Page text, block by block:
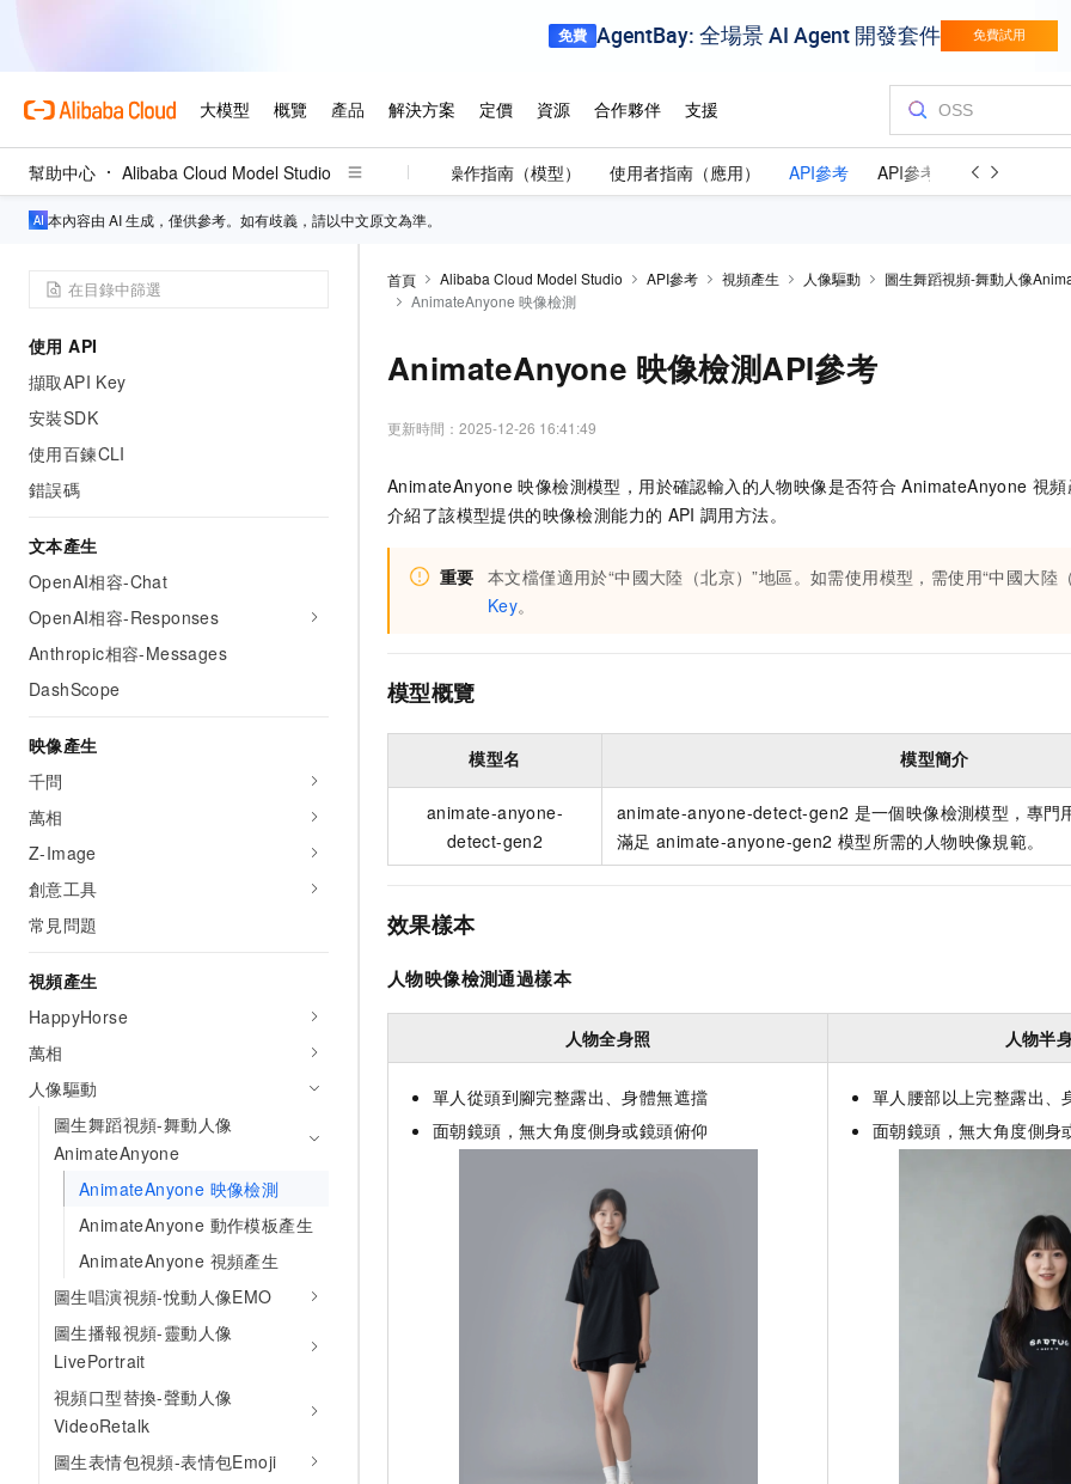
幫助中心 Alibaba Cloud Model Studio 操作指南（模型） 使用者指南（應用） API參考 API參考（應用）
本內容由 AI 生成，僅供參考。如有歧義，請以中文原文為準。
使用 API
擷取API Key
安裝SDK
使用百鍊CLI
錯誤碼
文本產生
OpenAI相容-Chat
OpenAI相容-Responses
Anthropic相容-Messages
DashScope
映像產生
千問
萬相
Z-Image
創意工具
常見問題
視頻產生
HappyHorse
萬相
人像驅動
圖生舞蹈視頻-舞動人像
AnimateAnyone
AnimateAnyone 映像檢測
AnimateAnyone 動作模板產生
AnimateAnyone 視頻產生
圖生唱演視頻-悅動人像EMO
圖生播報視頻-靈動人像
LivePortrait
視頻口型替換-聲動人像
VideoRetalk
圖生表情包視頻-表情包Emoji
首頁 Alibaba Cloud Model Studio API參考 視頻產生 人像驅動
圖生舞蹈視頻-舞動人像
AnimateAnyone 映像檢測
AnimateAnyone 映像檢測API參考
更新時間： 2025-12-26 16:41:49
AnimateAnyone 映像檢測模型，用於確認輸入的人物映像是否符合 AnimateAnyone 視
介紹了該模型提供的映像檢測能力的 API 調用方法。
重要 本文檔僅適用於“中國大陸（北京）”地區。如需使用模型，需使用“中國大陸
Key。
模型概覽
模型名 模型簡介
animate-anyone-
detect-gen2
animate-anyone-detect-gen2 是一個映像檢測模型，專門
滿足 animate-anyone-gen2 模型所需的人物映像規範。
效果樣本
人物映像檢測通過樣本
人物全身照 人物半
單人從頭到腳完整露出、身體無遮擋
面朝鏡頭，無大角度側身或鏡頭俯仰
單人腰部以上完整露出、
面朝鏡頭，無大角度側身